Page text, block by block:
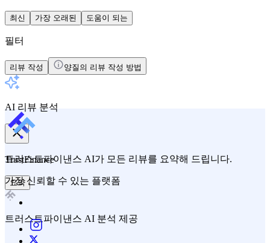
최신 가장 오래된 도움이 되는
필터
리뷰 작성 양질의 리뷰 작성 방법
AI 리뷰 분석
트러스트파이낸스 AI가 모든 리뷰를 요약해 드립니다.
요약
트러스트파이낸스 AI 분석 제공
TrustFinance
가장 신뢰할 수 있는 플랫폼